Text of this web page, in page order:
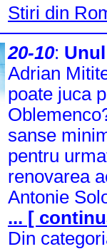
Stiri din
20-10:
Adrian
poate juca
sanse
pentru
renovarea
Antonie
... [
Din